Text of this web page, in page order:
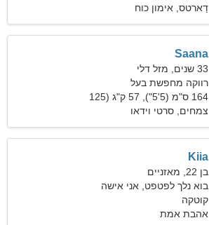
דַארטס, אימון כוח
Saana
33 שנים, מזל דלי
רווקה מחפשת בעל
164 ס"מ (5'5"), 57 ק"ג (125
פאונד)
צמחים, סרטי וידאו
Kiia
בן 22, מאזניים
בוא נלך לפטפט, אני אישה
עקשנית
קוטקה
אהבת אמת